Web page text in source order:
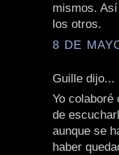
mismos.
los otros.
8 DE
Guille dijo...
Yo colaboré
de
aunque se
haber